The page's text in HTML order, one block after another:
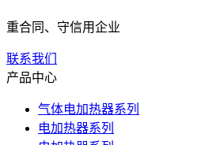
重合同、守信用企业
联系我们
产品中心
气体电加热器系列
电加热器系列